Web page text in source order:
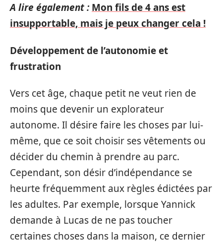
A lire également : Mon fils de 4 ans est
insupportable, mais je peux changer cela !
Développement de l’autonomie et
frustration
Vers cet âge, chaque petit ne veut rien de
moins que devenir un explorateur
autonome. Il désire faire les choses par lui-
même, que ce soit choisir ses vêtements ou
décider du chemin à prendre au parc.
Cependant, son désir d’indépendance se
heurte fréquemment aux règles édictées par
les adultes. Par exemple, lorsque Yannick
demande à Lucas de ne pas toucher
certaines choses dans la maison, ce dernier